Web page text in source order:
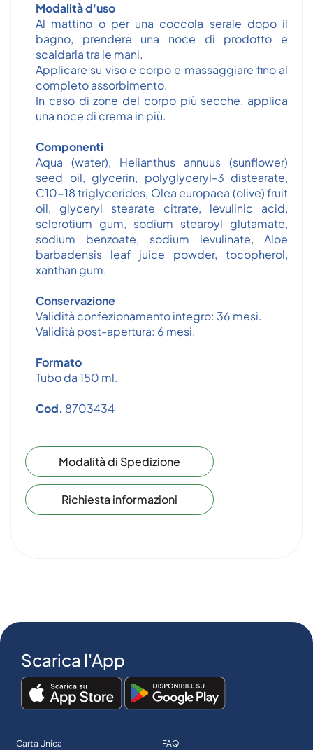
Modalità d'uso
Al mattino o per una coccola serale dopo il
bagno, prendere una noce di prodotto e
scaldarla tra le mani.
Applicare su viso e corpo e massaggiare fino al
completo assorbimento.
In caso di zone del corpo più secche, applica
una noce di crema in più.
Componenti
Aqua (water), Helianthus annuus (sunflower)
seed oil, glycerin, polyglyceryl-3 distearate,
C10-18 triglycerides, Olea europaea (olive) fruit
oil, glyceryl stearate citrate, levulinic acid,
sclerotium gum, sodium stearoyl glutamate,
sodium benzoate, sodium levulinate, Aloe
barbadensis leaf juice powder, tocopherol,
xanthan gum.
Conservazione
Validità confezionamento integro: 36 mesi.
Validità post-apertura: 6 mesi.
Formato
Tubo da 150 ml.
Cod. 8703434
Modalità di Spedizione
Richiesta informazioni
Scarica l'App
Carta Unica FAQ